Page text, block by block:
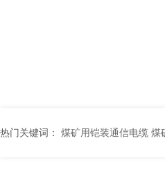
热门关键词： 煤矿用铠装通信电缆 煤矿用信号电缆 煤矿用通信电缆 矿用阻燃通信电缆 矿用监控电缆